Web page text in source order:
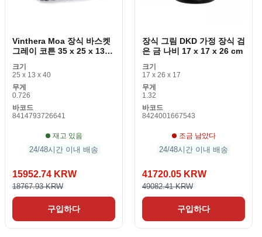
Vinthera Moa 장식 바스켓
그레이 코튼 35 x 25 x 13
크기
25 x 13 x 40
무게
0.726
바코드
8414793726641
재고 있음
24/48시간 이내 배송
15952.74 KRW
18767.93 KRW
구입하다
장식 그림 DKD 가정 장식 검
은 금 나비 17 x 17 x 26 cm
크기
17 x 26 x 17
무게
1.32
바코드
8424001667543
조금 남았다
24/48시간 이내 배송
41720.05 KRW
49082.41 KRW
구입하다